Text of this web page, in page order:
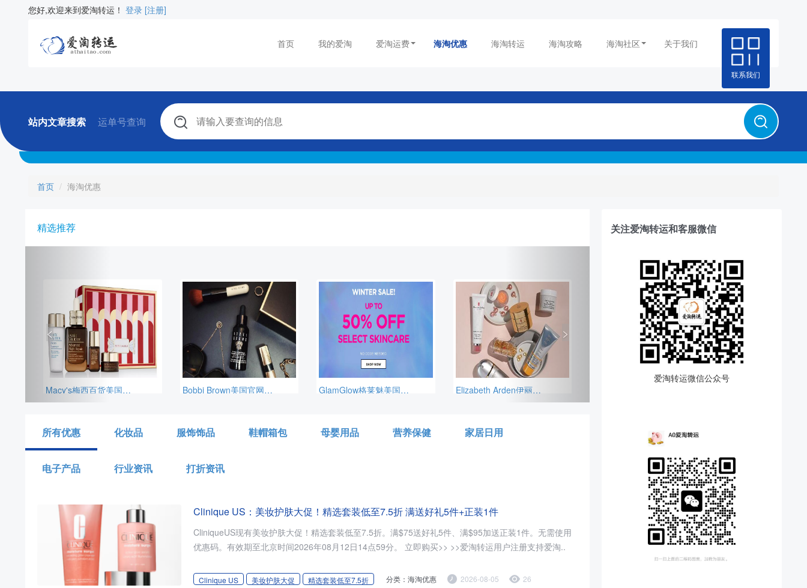
您好,欢迎来到爱淘转运！ 登录 [注册]
首页 我的爱淘 爱淘运费 海淘优惠 海淘转运 海淘攻略 海淘社区 关于我们
联系我们
站内文章搜索 运单号查询
首页 海淘优惠
精选推荐
Macy's梅西百货美国官网现有这款Estée Lauder雅诗兰黛Repair+Renew小棕瓶4件套，套装价值$172，原价$107，目前折后$74.9，另外雅诗兰黛订单满$39.5赠4件套，需要通过转运公司运输回来 Bobbi Brown美国官网全场海淘满赠活动开启，订单满$65赠3件护肤小样（橘子面霜7ml+眼部打底5ml+卸妆油15ml），需使用优惠码：REFRESH，美国境内免邮，需要通过转运公司运输回来。 GlamGlow格莱魅美国官网冬季大促精选护肤品低至5折+部分额外9折促销，需用码：EXTRA10，另外，订单满$75送清洁4件套，价值$49，美国境内免邮。 Elizabeth Arden伊丽莎白雅顿美国官网满$125享7折，折后满$125赠送30ml 小银蛋，需要使用优惠码：HTNEWYEAR，折后满$150赠5件套大礼包，需要使用优惠码：HTGLOW。
< >
所有优惠 化妆品 服饰饰品 鞋帽箱包 母婴用品 营养保健 家居日用
电子产品 行业资讯 打折资讯
Clinique US：美妆护肤大促！精选套装低至7.5折 满送好礼5件+正装1件
CliniqueUS现有美妆护肤大促！精选套装低至7.5折。满$75送好礼5件、满$95加送正装1件。无需使用
优惠码。有效期至北京时间2026年08月12日14点59分。 立即购买>> >>爱淘转运用户注册支持爱淘..
Clinique US 美妆护肤大促 精选套装低至7.5折 分类：海淘优惠 2026-08-05 26
关注爱淘转运和客服微信
爱淘转运微信公众号